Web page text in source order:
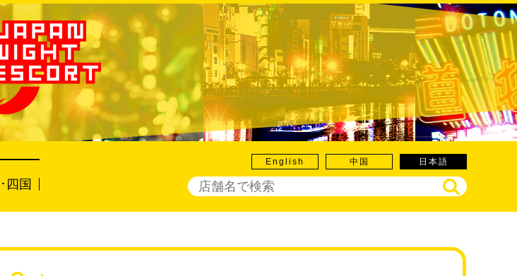
四国
English 中国 日本語